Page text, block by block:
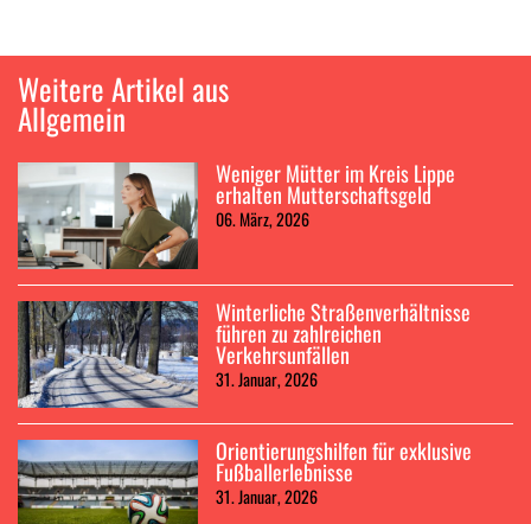
Weitere Artikel aus
Allgemein
Weniger Mütter im Kreis Lippe
erhalten Mutterschaftsgeld
06. März, 2026
Winterliche Straßenverhältnisse
führen zu zahlreichen
Verkehrsunfällen
31. Januar, 2026
Orientierungshilfen für exklusive
Fußballerlebnisse
31. Januar, 2026